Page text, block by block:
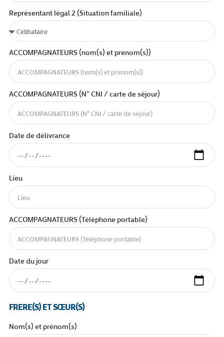
Représentant légal 2 (Situation familiale)
ACCOMPAGNATEURS (nom(s) et prenom(s))
ACCOMPAGNATEURS (N° CNI / carte de séjour)
Date de délivrance
Lieu
ACCOMPAGNATEURS (Téléphone portable)
Date du jour
FRERE(S) ET SŒUR(S)
Nom(s) et prénom(s)